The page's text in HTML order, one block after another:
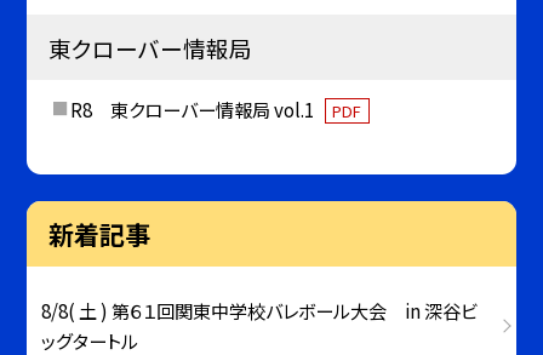
東クローバー情報局
R8 東クローバー情報局 vol.1 PDF
新着記事
8/8( 土 ) 第６１回関東中学校バレボール大会 in 深谷ビ
ッグタートル